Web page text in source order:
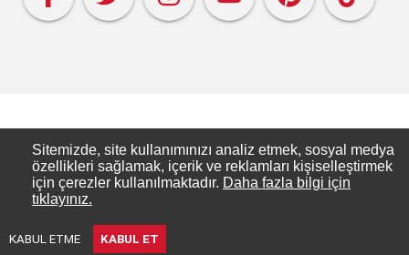
Copyright PAKMAYA - Pakmaya Mutfakta
Pakmaya Mutfakta, Pakmaya’nın resmi tarif
sitesidir.
Sitemizde, site kullanımınızı analiz etmek, sosyal medya
özellikleri sağlamak, içerik ve reklamları kişiselleştirmek
için çerezler kullanılmaktadır. Daha fazla bilgi için
tıklayınız.
KABUL ETME KABUL ET